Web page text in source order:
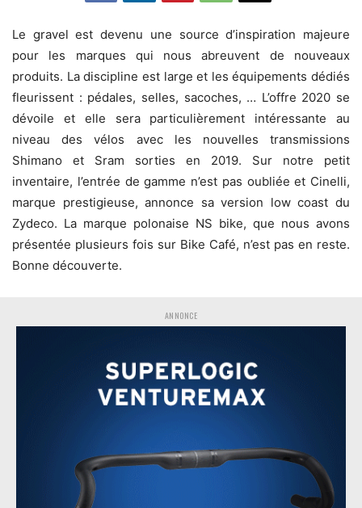
Le gravel est devenu une source d’inspiration majeure
pour les marques qui nous abreuvent de nouveaux
produits. La discipline est large et les équipements dédiés
fleurissent : pédales, selles, sacoches, … L’offre 2020 se
dévoile et elle sera particulièrement intéressante au
niveau des vélos avec les nouvelles transmissions
Shimano et Sram sorties en 2019. Sur notre petit
inventaire, l’entrée de gamme n’est pas oubliée et Cinelli,
marque prestigieuse, annonce sa version low coast du
Zydeco. La marque polonaise NS bike, que nous avons
présentée plusieurs fois sur Bike Café, n’est pas en reste.
Bonne découverte.
ANNONCE